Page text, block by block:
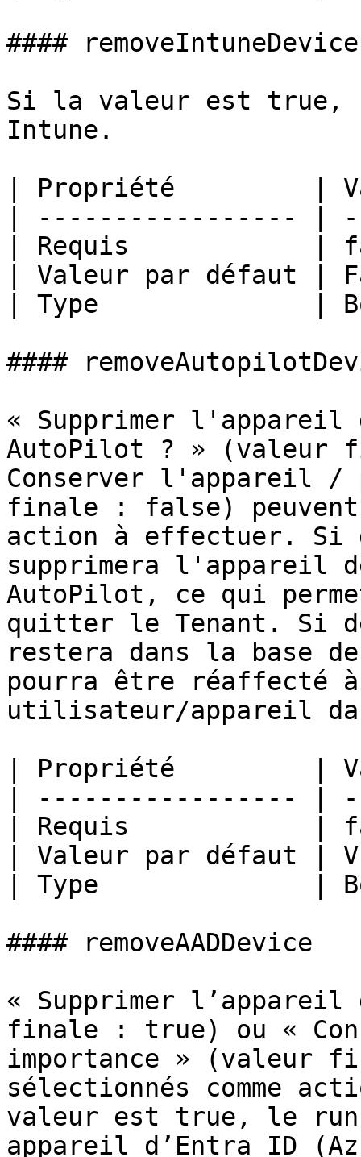
#### removeIntuneDevice
Si la valeur est true,
Intune.
| Propriété         |
| ----------------- |
| Requis            |
| Valeur par défaut |
| Type              |
####
« Supprimer l'appareil
AutoPilot ? » (valeur
Conserver l'appareil /
finale : false) peuvent
action à effectuer. Si
supprimera l'appareil
AutoPilot, ce qui
quitter le Tenant. Si
restera dans la base
pourra être réaffecté
utilisateur/appareil
| Propriété         |
| ----------------- |
| Requis            |
| Valeur par défaut |
| Type              |
#### removeAADDevice
« Supprimer
finale : true) ou «
importance » (valeur
sélectionnés comme
valeur est true, le
appareil d’Entra ID